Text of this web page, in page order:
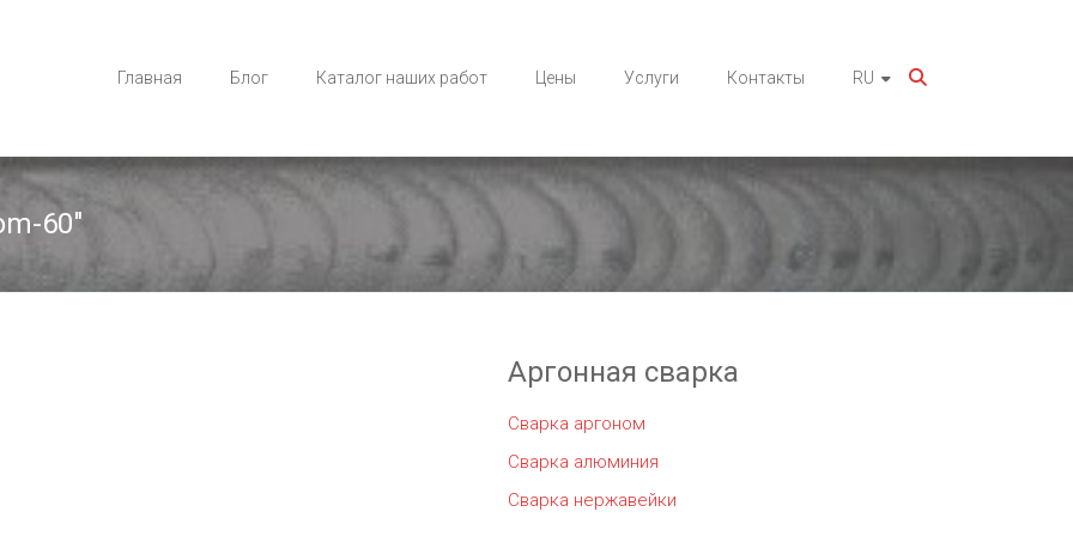
Главная Блог Каталог наших работ Цены Услуги Контакты RU
60"
Аргонная сварка
Сварка аргоном
Сварка алюминия
Сварка нержавейки